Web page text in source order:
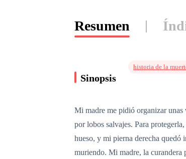
Resumen
Sinopsis
historia de la
Mi madre me pidió organizar unas
por lobos salvajes. Para
hueso, y mi pierna derecha quedó
muriendo. Mi madre, la curandera